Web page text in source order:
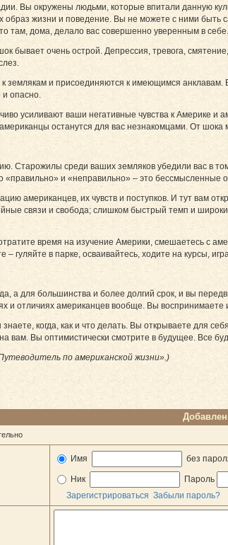
Вы окружены людьми, которые впитали данную
образ жизни и поведение. Вы не можете с ними
там, дома, делало вас совершенно уверенным в себе.
бывает очень острой. Депрессия, тревога,
к землякам и присоединяются к имеющимся
опасно.
усиливают ваши негативные чувства к Америке
останутся для вас незнакомцами. От
Старожилы среди ваших земляков убедили вас в
и «неправильно» – это бессмысленные
американцев, их чувств и поступков. И тут вам
связи и свобода; слишком быстрый темп и
время на изучение Америки, смешаетесь с
– гуляйте в парке, осваивайтесь, ходите на курсы,
а для большинства и более долгий срок, и вы
и отличиях американцев вообще. Вы воспринимаете
когда, как и что делать. Вы открываете для
вам. Вы оптимистически смотрите в будущее. Все
по американской жизни».)
Имя без
Ник Пароль
Зарегистрироваться Забыли пароль?